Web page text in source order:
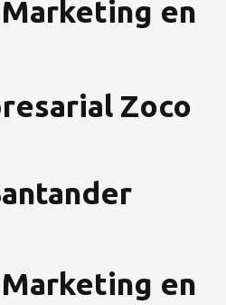
en
Zoco
en